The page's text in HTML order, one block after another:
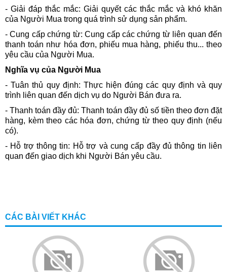
- Giải đáp thắc mắc: Giải quyết các thắc mắc và khó khăn
của Người Mua trong quá trình sử dụng sản phẩm.
- Cung cấp chứng từ: Cung cấp các chứng từ liên quan đến
thanh toán như hóa đơn, phiếu mua hàng, phiếu thu... theo
yêu cầu của Người Mua.
Nghĩa vụ của Người Mua
- Tuân thủ quy định: Thực hiện đúng các quy định và quy
trình liên quan đến dịch vụ do Người Bán đưa ra.
- Thanh toán đầy đủ: Thanh toán đầy đủ số tiền theo đơn đặt
hàng, kèm theo các hóa đơn, chứng từ theo quy định (nếu
có).
- Hỗ trợ thông tin: Hỗ trợ và cung cấp đầy đủ thông tin liên
quan đến giao dịch khi Người Bán yêu cầu.
CÁC BÀI VIẾT KHÁC